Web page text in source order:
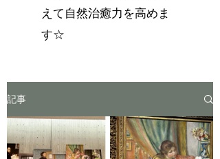
えて自然治癒力を高めま
す☆
記事